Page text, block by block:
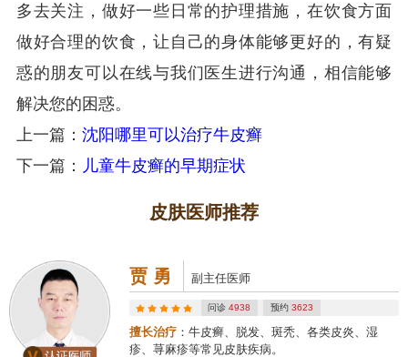
多去关注，做好一些日常的护理措施，在饮食方面
做好合理的饮食，让自己的身体能够更好的，有疑
惑的朋友可以在线与我们医生进行沟通，相信能够
解决您的困惑。
上一篇： 沈阳哪里可以治疗牛皮癣
下一篇： 儿童牛皮癣的早期症状
皮肤医师推荐
贾 勇 副主任医师
问诊4938 预约 3623
擅长治疗 ：牛皮癣、脱发、斑秃、各类皮炎、湿
疹、荨麻疹等常见皮肤疾病。